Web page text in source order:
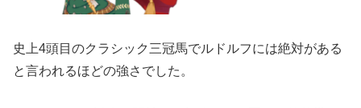
史上4頭目のクラシック三冠馬でルドルフには絶対がある
と言われるほどの強さでした。